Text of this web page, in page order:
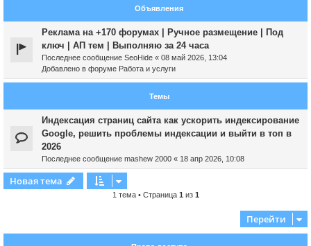
Объявления
Реклама на +170 форумах | Ручное размещение | Под
ключ | АП тем | Выполняю за 24 часа
Последнее сообщение SeoHide « 08 май 2026, 13:04
Добавлено в форуме Работа и услуги
Темы
Индексация страниц сайта как ускорить индексирование
Google, решить проблемы индексации и выйти в топ в
2026
Последнее сообщение mashew 2000 « 18 апр 2026, 10:08
Новая тема
1 тема • Страница 1 из 1
Перейти